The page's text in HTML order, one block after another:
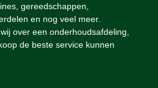
gereedschappen,
en nog veel meer.
over een onderhoudsafdeling,
de beste service kunnen